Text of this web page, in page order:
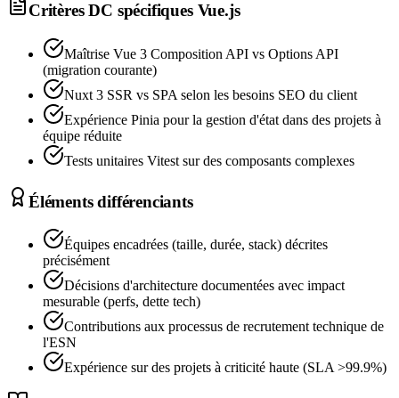
Critères DC spécifiques Vue.js
Maîtrise Vue 3 Composition API vs Options API
(migration courante)
Nuxt 3 SSR vs SPA selon les besoins SEO du client
Expérience Pinia pour la gestion d'état dans des projets à
équipe réduite
Tests unitaires Vitest sur des composants complexes
Éléments différenciants
Équipes encadrées (taille, durée, stack) décrites
précisément
Décisions d'architecture documentées avec impact
mesurable (perfs, dette tech)
Contributions aux processus de recrutement technique de
l'ESN
Expérience sur des projets à criticité haute (SLA >99.9%)